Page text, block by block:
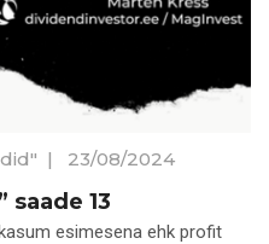
| 23/08/2024
saade 13
esimesena ehk profit